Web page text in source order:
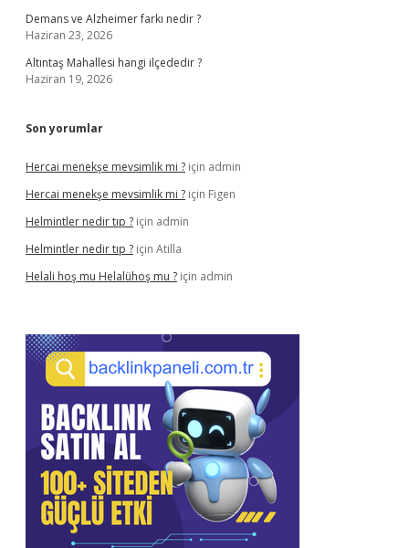
Demans ve Alzheimer farkı nedir ?
Haziran 23, 2026
Altıntaş Mahallesi hangi ilçededir ?
Haziran 19, 2026
Son yorumlar
Hercai menekşe mevsimlik mi ? için admin
Hercai menekşe mevsimlik mi ? için Figen
Helmintler nedir tıp ? için admin
Helmintler nedir tıp ? için Atilla
Helali hoş mu Helalühoş mu ? için admin